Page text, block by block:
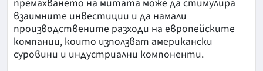
премахването на митата може да стимулира
взаимните инвестиции и да намали
производствените разходи на европейските
компании, които използват американски
суровини и индустриални компоненти.